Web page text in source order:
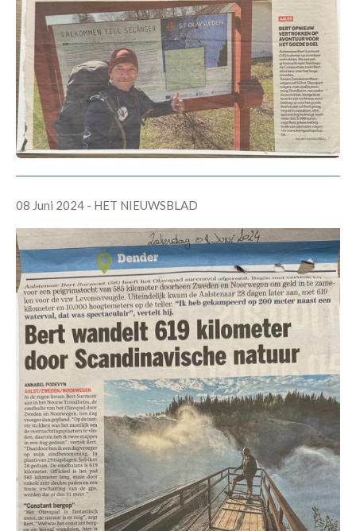
08 Juni 2024 - HET NIEUWSBLAD